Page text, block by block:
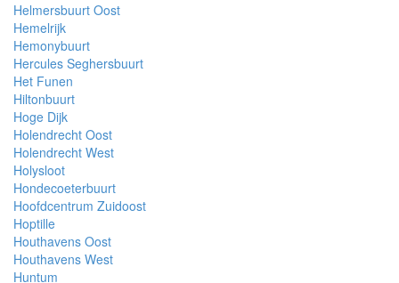
Helmersbuurt Oost
Hemelrijk
Hemonybuurt
Hercules Seghersbuurt
Het Funen
Hiltonbuurt
Hoge Dijk
Holendrecht Oost
Holendrecht West
Holysloot
Hondecoeterbuurt
Hoofdcentrum Zuidoost
Hoptille
Houthavens Oost
Houthavens West
Huntum